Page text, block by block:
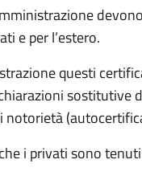
e per l’estero.
questi
sostitutive
notorietà
i privati sono